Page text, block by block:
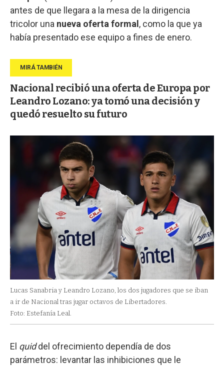
antes de que llegara a la mesa de la dirigencia
tricolor una nueva oferta formal , como la que ya
había presentado ese equipo a fines de enero.
Nacional recibió una oferta de Europa por
Leandro Lozano: ya tomó una decisión y
quedó resuelto su futuro
Lucas Sanabria y Leandro Lozano, los dos jugadores que se iban
a ir de Nacional tras jugar octavos de Libertadores.
Foto: Estefanía Leal.
El quiddel ofrecimiento dependía de dos
parámetros: levantar las inhibiciones que le